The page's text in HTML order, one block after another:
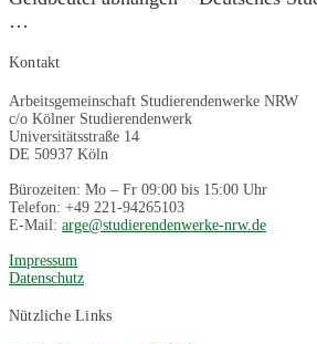
…
Kontakt
Arbeitsgemeinschaft Studierendenwerke NRW
c/o Kölner Studierendenwerk
Universitätsstraße 14
DE 50937 Köln
Bürozeiten: Mo – Fr 09:00 bis 15:00 Uhr
Telefon: +49 221-94265103
E-Mail: arge@studierendenwerke-nrw.de
Impressum
Datenschutz
Nützliche Links